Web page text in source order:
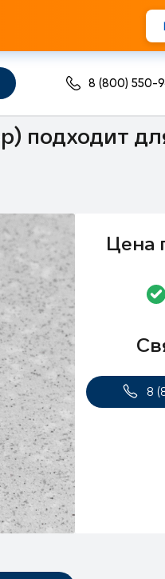
8 (800) 550-
подходит
Цена
8